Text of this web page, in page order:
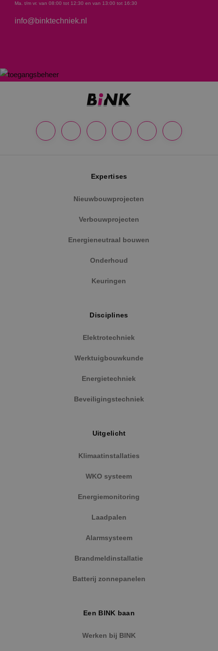
Ma. t/m vr. van 08:00 tot 12:30 en van 13:00 tot 16:30
info@binktechniek.nl
Expertises
Nieuwbouwprojecten
Verbouwprojecten
Energieneutraal bouwen
Onderhoud
Keuringen
Disciplines
Elektrotechniek
Werktuigbouwkunde
Energietechniek
Beveiligingstechniek
Uitgelicht
Klimaatinstallaties
WKO systeem
Energiemonitoring
Laadpalen
Alarmsysteem
Brandmeldinstallatie
Batterij zonnepanelen
Een BINK baan
Werken bij BINK